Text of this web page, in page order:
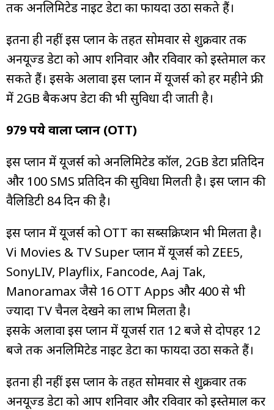
तक अनलिमिटेड नाइट डेटा का फायदा उठा सकते हैं।
इतना ही नहीं इस प्लान के तहत सोमवार से शुक्रवार तक
अनयूज्ड डेटा को आप शनिवार और रविवार को इस्तेमाल कर
सकते हैं। इसके अलावा इस प्लान में यूजर्स को हर महीने फ्री
में 2GB बैकअप डेटा की भी सुविधा दी जाती है।
979 रुपये वाला प्लान (OTT)
इस प्लान में यूजर्स को अनलिमिटेड कॉल, 2GB डेटा प्रतिदिन
और 100 SMS प्रतिदिन की सुविधा मिलती है। इस प्लान की
वैलिडिटी 84 दिन की है।
इस प्लान में यूजर्स को OTT का सब्सक्रिप्शन भी मिलता है।
Vi Movies & TV Super प्लान में यूजर्स को ZEE5,
SonyLIV, Playflix, Fancode, Aaj Tak,
Manoramax जैसे 16 OTT Apps और 400 से भी
ज्यादा TV चैनल देखने का लाभ मिलता है।
इसके अलावा इस प्लान में यूजर्स रात 12 बजे से दोपहर 12
बजे तक अनलिमिटेड नाइट डेटा का फायदा उठा सकते हैं।
इतना ही नहीं इस प्लान के तहत सोमवार से शुक्रवार तक
अनयूज्ड डेटा को आप शनिवार और रविवार को इस्तेमाल कर